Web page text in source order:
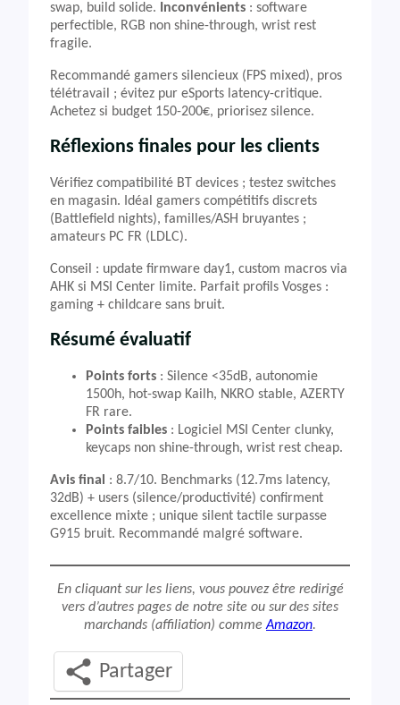
swap, build solide.
Inconvénients : software
perfectible, RGB non shine-through, wrist rest
fragile.
Recommandé gamers silencieux (FPS mixed), pros
télétravail ; évitez pur eSports latency-critique.
Achetez si budget 150-200€, priorisez silence.
Réflexions finales pour les clients
Vérifiez compatibilité BT devices ; testez switches
en magasin. Idéal gamers compétitifs discrets
(Battlefield nights), familles/ASH bruyantes ;
amateurs PC FR (LDLC).
Conseil : update firmware day1, custom macros via
AHK si MSI Center limite. Parfait profils Vosges :
gaming + childcare sans bruit.
Résumé évaluatif
Points forts : Silence <35dB, autonomie
1500h, hot-swap Kailh, NKRO stable, AZERTY
FR rare.
Points faibles : Logiciel MSI Center clunky,
keycaps non shine-through, wrist rest cheap.
Avis final
: 8.7/10. Benchmarks (12.7ms latency,
32dB) + users (silence/productivité) confirment
excellence mixte ; unique silent tactile surpasse
G915 bruit. Recommandé malgré software.
En cliquant sur les liens, vous pouvez être redirigé
vers d’autres pages de notre site ou sur des sites
marchands (affiliation) commeAmazon.
Partager